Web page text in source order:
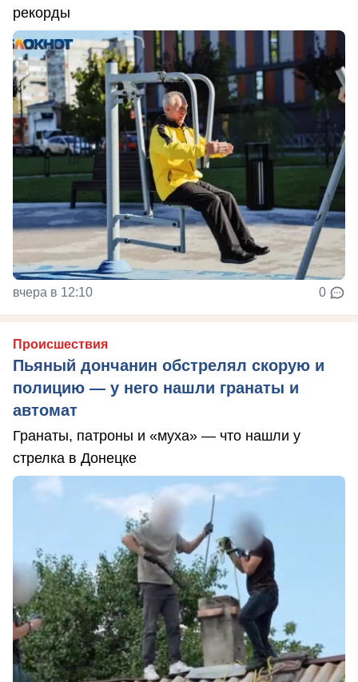
рекорды
вчера в 12:10 0
Происшествия
Пьяный дончанин обстрелял скорую и
полицию — у него нашли гранаты и
автомат
Гранаты, патроны и «муха» — что нашли у
стрелка в Донецке